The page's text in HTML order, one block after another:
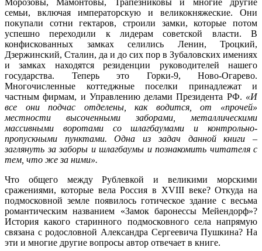
Морозовы, Мамонтовы, Трапезниковы и многие другие
семьи, включая императорскую и великокняжеские. Они
покупали сотни гектаров, строили замки, которые потом
успешно переходили к лидерам советской власти. В
конфискованных замках селились Ленин, Троцкий,
Дзержинский, Сталин, да и до сих пор в Зубаловских имениях
и замках находятся резиденции руководителей нашего
государства. Теперь это Горки-9, Ново-Огарево.
Многочисленные коттеджные поселки принадлежат и
частным фирмам, и Управлению делами Президента РФ. «И
все они подчас отделены, как водится, от «прочей»
местности высоченными заборами, металлическими
массивными воротами со шлагбаумами и контрольно-
пропускными пунктами. Одна из задач данной книги –
заглянуть за заборы и шлагбаумы и познакомить читателя с
тем, что же за ними».
Что общего между Рублевкой и великими морскими
сражениями, которые вела Россия в XVIII веке? Откуда на
подмосковной земле появилось готическое здание с весьма
романтическим названием «Замок баронессы Мейендорф»?
История какого старинного подмосковного села напрямую
связана с родословной Александра Сергеевича Пушкина? На
эти и многие другие вопросы автор отвечает в книге.